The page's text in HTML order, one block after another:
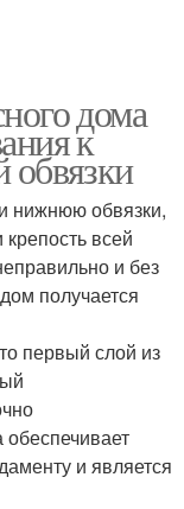
дома
к
обвязки
нижнюю обвязки,
всей
и без
получается
первый слой из
и является